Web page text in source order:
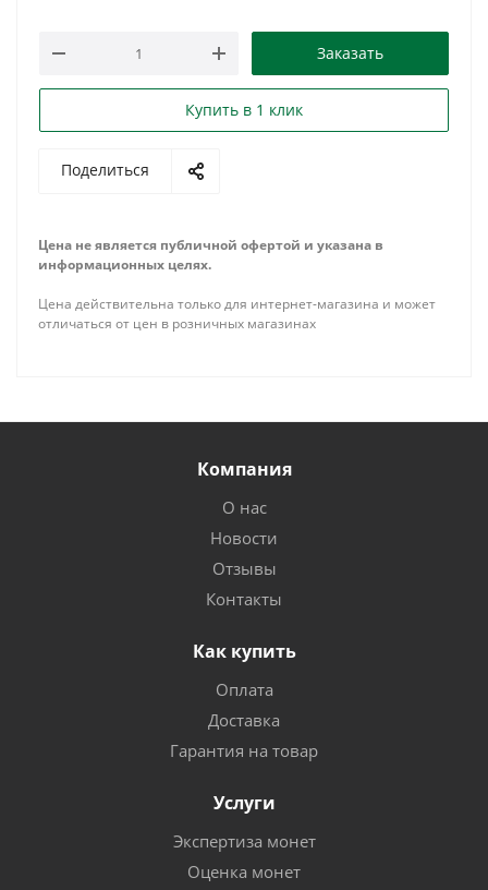
Заказать
Купить в 1 клик
Поделиться
Цена не является публичной офертой и указана в
информационных целях.
Цена действительна только для интернет-магазина и может
отличаться от цен в розничных магазинах
Компания
О нас
Новости
Отзывы
Контакты
Как купить
Оплата
Доставка
Гарантия на товар
Услуги
Экспертиза монет
Оценка монет